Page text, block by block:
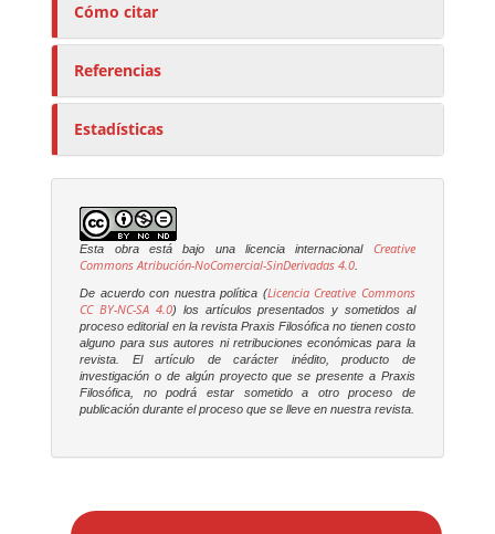
Cómo citar
Referencias
Estadísticas
Esta obra está bajo una licencia internacional
Creative
Commons Atribución-NoComercial-SinDerivadas 4.0.
De acuerdo con nuestra política (Licencia Creative Commons
CC BY-NC-SA 4.0) los artículos presentados y sometidos al
proceso editorial en la revistaPraxis Filosófica no tienen costo
alguno para sus autores ni retribuciones económicas para la
revista. El artículo de carácter inédito, producto de
investigación o de algún proyecto que se presente a Praxis
Filosófica, no podrá estar sometido a otro proceso de
publicación durante el proceso que se lleve en nuestra revista.